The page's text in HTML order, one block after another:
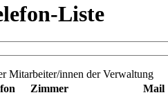
Liste
Mitarbeiter/innen der Verwaltung
Zimmer
Mail